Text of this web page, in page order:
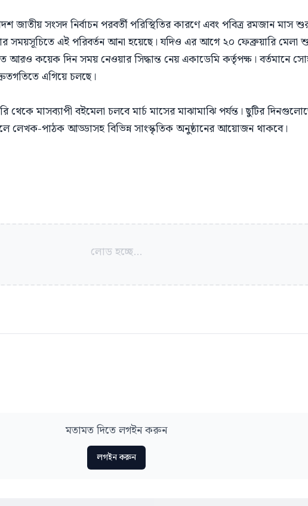
জাতীয় সংসদ নির্বাচন পরবর্তী পরিস্থিতির কারণে এবং পবিত্র রমজান মাস
সময়সূচিতে এই পরিবর্তন আনা হয়েছে। যদিও এর আগে ২০ ফেব্রুয়ারি মেলা
আরও কয়েক দিন সময় নেওয়ার সিদ্ধান্ত নেয় একাডেমি কর্তৃপক্ষ। বর্তমানে
এগিয়ে চলছে।
মাসব্যাপী বইমেলা চলবে মার্চ মাসের মাঝামাঝি পর্যন্ত। ছুটির
লেখক-পাঠক আড্ডাসহ বিভিন্ন সাংস্কৃতিক অনুষ্ঠানের আয়োজন থাকবে।
লোড হচ্ছে...
মতামত দিতে লগইন করুন
লগইন করুন